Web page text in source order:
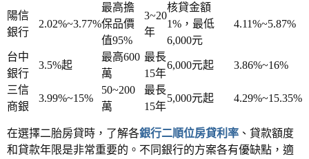
陽信
銀行
2.02%~3.77%
最高擔
保品價
值95%
3~20
年
核貸金額
1%，最低
6,000元
4.11%~5.87%
台中
銀行
3.5%起
最高600
萬
最長
15年
6,000元起 3.86%~16%
三信
商銀
3.99%~15%
50~200
萬
最長
15年
5,000元起 4.29%~15.35%
在選擇二胎房貸時，了解各銀行二順位房貸利率 、貸款額度
和貸款年限是非常重要的。不同銀行的方案各有優缺點，適